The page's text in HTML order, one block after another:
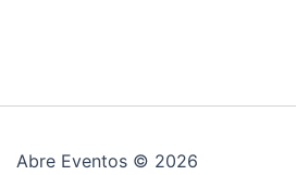
Abre Eventos © 2026